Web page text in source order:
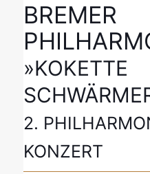
BREMER
»KOKETTE
2.
KONZERT